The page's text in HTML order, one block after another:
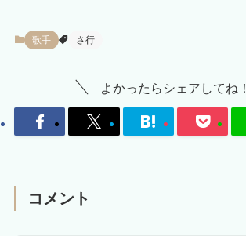
歌手 さ行
よかったらシェアしてね！
コメント